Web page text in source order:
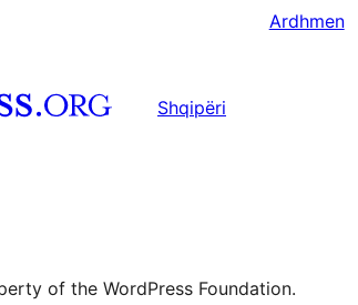
Ardhmen
Shqipëri
of the WordPress Foundation.